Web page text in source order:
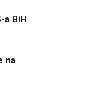
a BiH
na